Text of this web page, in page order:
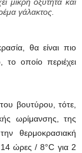
γάλακτος.
θα είναι πιο
οποίο περιέχει
βουτύρου, τότε,
ωρίμανσης, της
θερμοκρασιακή
ώρες / 8°C για 2